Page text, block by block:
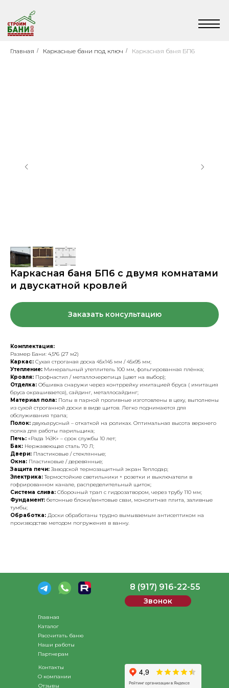
Главная / Каркасные бани под ключ / Каркасная баня БП6
Каркасная баня БП6 с двумя комнатами
и двускатной кровлей
Заказать консультацию
Комплектация:
Размер Бани: 4,5*6 (27 м2)
Каркас: Сухая строганая доска 45х145 мм / 45х95 мм;
Утепление: Минеральный утеплитель 100 мм, фольгированная плёнка;
Кровля: Профнастил / металлочерепица (цвет на выбор);
Отделка: Обшивка снаружи через контррейку имитацией бруса ( имитация
бруса окрашивается), сайдинг, металлосайдинг;
Материал пола: Полы в парной проливные изготовлены в цеху, выполнены
из сухой строганной доски в виде щитов. Легко поднимаются для
обслуживания трапа;
Полок: двухъярусный – откаткой на роликах. Оптимальная высота верхнего
полка для работы парильщика;
Печь: «Рада 14ЗК» – срок службы 10 лет;
Бак: Нержавеющая сталь 70 Л;
Двери: Пластиковые / стеклянные;
Окна: Пластиковые / деревянные;
Защита печи:Заводской термозащитный экран Теплодар;
Электрика:Термостойкие светильники + розетки и выключатели в
гофрированном канале, распределительный щиток;
Система слива: Сборочный трап с гидрозатвором, через трубу 110 мм;
Фундамент: бетонные блоки/винтовые сваи, монолитная плита, заливные
тумбы;
Обработка: Доски обработаны трудно вымываемым антисептиком на
производстве методом погружения в ванну.
Контакты
О компании
Отзывы
Рассчитать баню
Партнерам
Наши работы
Каталог
Главная
Звонок
8 (917) 916-22-55